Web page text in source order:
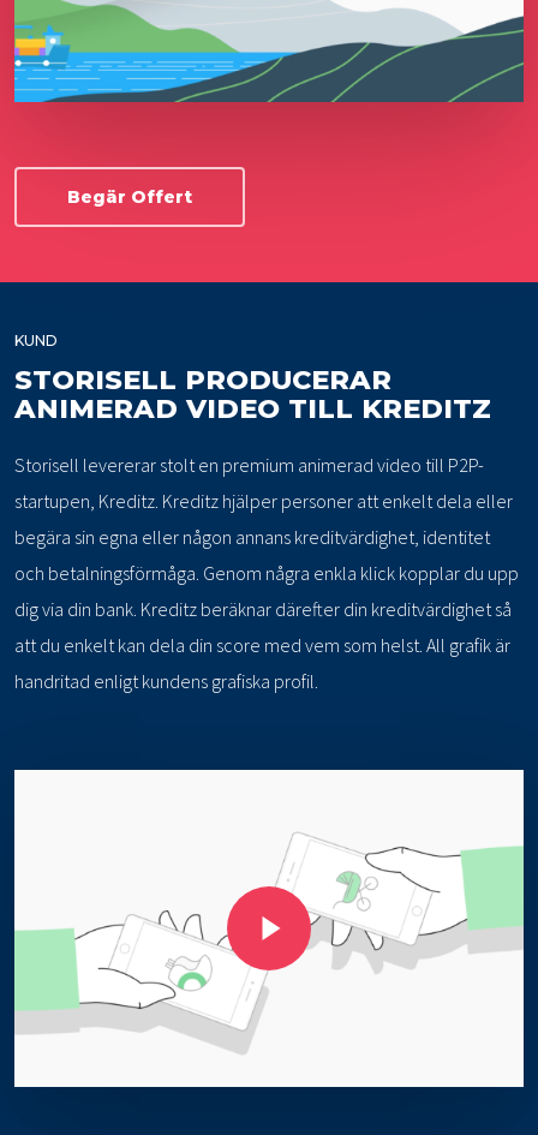
Begär Offert
KUND
STORISELL PRODUCERAR
ANIMERAD VIDEO TILL KREDITZ
Storisell levererar stolt en premium animerad video till P2P-
startupen, Kreditz. Kreditz hjälper personer att enkelt dela eller
begära sin egna eller någon annans kreditvärdighet, identitet
och betalningsförmåga. Genom några enkla klick kopplar du upp
dig via din bank. Kreditz beräknar därefter din kreditvärdighet så
att du enkelt kan dela din score med vem som helst. All grafik är
handritad enligt kundens grafiska profil.
Play Video